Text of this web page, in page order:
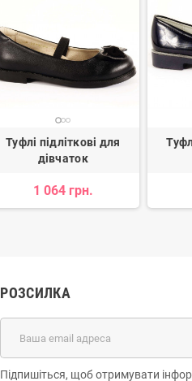
Туфлі підліткові для
дівчаток
1 064 грн.
РОЗСИЛКА
Підпишіться, щоб отримувати